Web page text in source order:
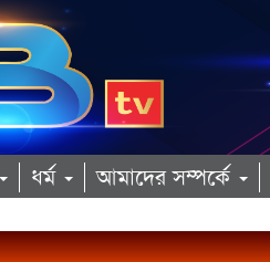
ধর্ম আমাদের সম্পর্কে